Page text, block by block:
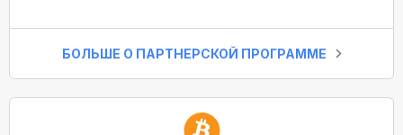
БОЛЬШЕ О ПАРТНЕРСКОЙ ПРОГРАММЕ